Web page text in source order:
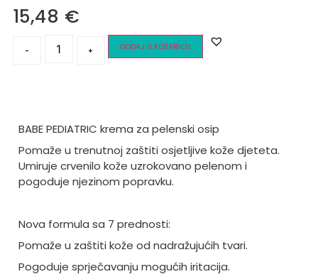
15,48 €
- + DODAJ U KOŠARICU
BABE PEDIATRIC krema za pelenski osip
Pomaže u trenutnoj zaštiti osjetljive kože djeteta.
Umiruje crvenilo kože uzrokovano pelenom i
pogoduje njezinom popravku.
Nova formula sa 7 prednosti:
Pomaže u zaštiti kože od nadražujućih tvari.
Pogoduje sprječavanju mogućih iritacija.